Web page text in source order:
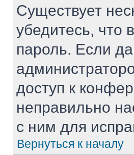
Существует
убедитесь, что
пароль. Если
доступ к
неправильно
с ним для
Вернуться к началу